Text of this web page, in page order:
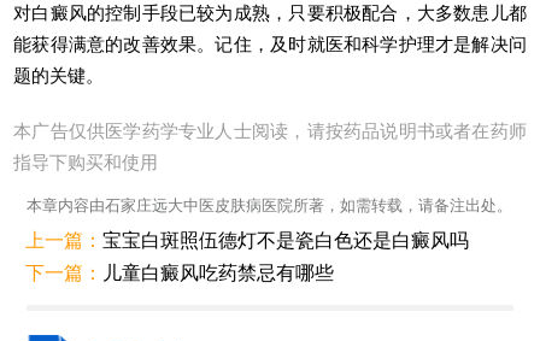
对白癜风的控制手段已较为成熟，只要积极配合，大多数患儿都
能获得满意的改善效果。记住，及时就医和科学护理才是解决问
题的关键。
本广告仅供医学药学专业人士阅读，请按药品说明书或者在药师
指导下购买和使用
本章内容由石家庄远大中医皮肤病医院所著，如需转载，请备注出处。
上一篇：宝宝白斑照伍德灯不是瓷白色还是白癜风吗
下一篇：
儿童白癜风吃药禁忌有哪些